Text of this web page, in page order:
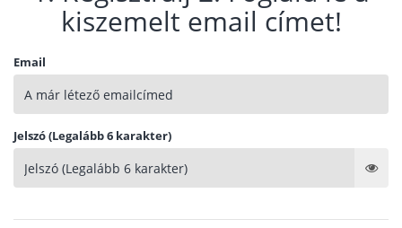
kiszemelt email címet!
Email
Jelszó (Legalább 6 karakter)